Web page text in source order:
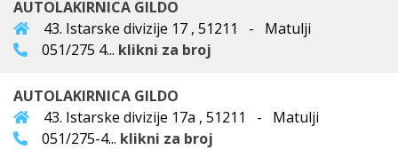
AUTOLAKIRNICA GILDO
43. Istarske divizije 17 , 51211 - Matulji
051/275 4... klikni za broj
AUTOLAKIRNICA GILDO
43. Istarske divizije 17a , 51211 - Matulji
051/275-4... klikni za broj